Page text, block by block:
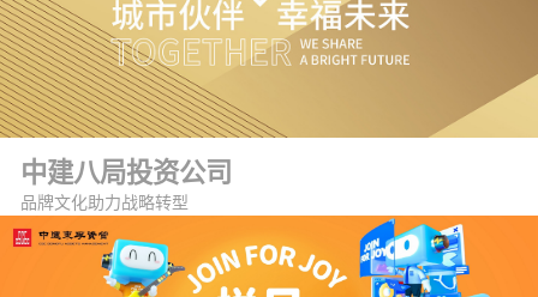
中建八局投资公司
品牌文化助力战略转型